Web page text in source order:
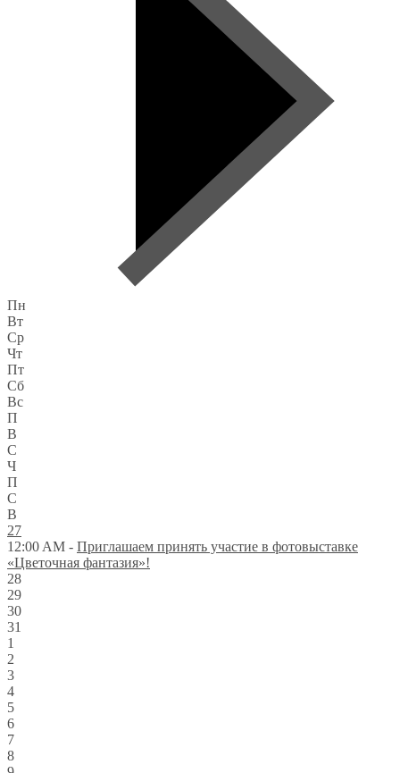
Пн
Вт
Ср
Чт
Пт
Сб
Вс
П
В
С
Ч
П
С
В
27
12:00 AM - Приглашаем принять участие в фотовыставке
«Цветочная фантазия»!
28
29
30
31
1
2
3
4
5
6
7
8